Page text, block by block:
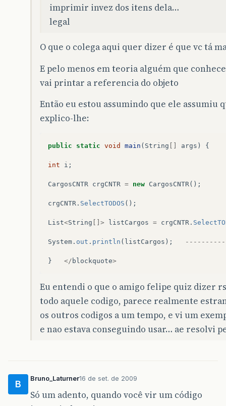
imprimir invez dos itens dela…
legal
O que o colega aqui quer dizer é que vc tá
E pelo menos em teoria alguém que
vai printar a referencia do objeto
Então eu estou assumindo que ele assumiu
explico-lhe:
public static void main ( String [] args ) {
int i ;
CargosCNTR crgCNTR = new CargosCNTR ();
crgCNTR . SelectTODOS ();
List<String []> listCargos = crgCNTR .
System . out . println ( listCargos );
} </ blockquote>
Eu entendi o que o amigo felipe quiz dizer
todo aquele codigo, parece realmente
os outros codigos a um tempo, e vi um
e nao estava conseguindo usar… ae resolvi
B
Bruno_Laturner16 de set. de 2009
Só um adento, quando você vir um código